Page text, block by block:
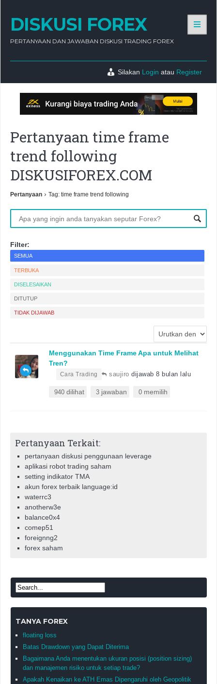
DISKUSI FOREX
PERTANYAAN DAN JAWABAN DISKUSI TRADING FOREX
Silakan Login atau Register
Pertanyaan time frame
trend following
DISKUSIFOREX.COM
Pertanyaan › Tag: time frame trend following
Filter:
SEMUA
TERBUKA
DISELESAIKAN
DITUTUP
TIDAK DIJAWAB
Menggunakan Time Frame Apa untuk Melihat
Tren?
saujiro dijawab 8 bulan lalu
Cara Trading
940 dilihat 3 jawaban 0 memilih
Pertanyaan Terkait:
pertanyaan diskusi penggunaan leverage
aplikasi robot trading saham
setting indikator TMA
akun forex terbaik language:id
waterrc3
anotherw3e
balance0x4
comep51
foreignng2
forex saham
TANYA FOREX
floating loss
Batas Drawdown yang Dapat Diterima
Bagaimana Anda menentukan ukuran posisi (position sizing)
dan manajemen risiko untuk setiap trade?
Apakah Kenaikan ke ATH Emas Dipengaruhi oleh Geopolitik